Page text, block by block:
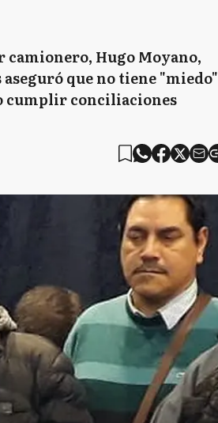
Hugo Moyano,
que no tiene "miedo"
cumplir conciliaciones